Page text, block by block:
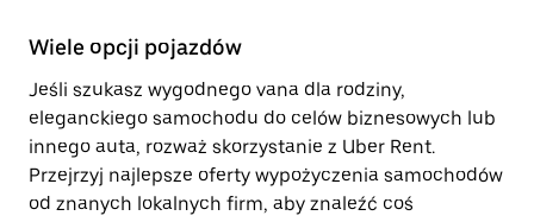
Wiele opcji pojazdów
Jeśli szukasz wygodnego vana dla rodziny,
eleganckiego samochodu do celów biznesowych lub
innego auta, rozważ skorzystanie z Uber Rent.
Przejrzyj najlepsze oferty wypożyczenia samochodów
od znanych lokalnych firm, aby znaleźć coś